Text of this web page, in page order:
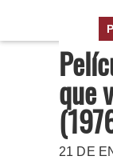
que
21 DE